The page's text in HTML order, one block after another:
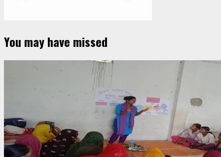
You may have missed